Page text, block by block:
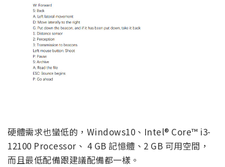
硬體需求也蠻低的，Windows10、Intel® Core™ i3-
12100 Processor、 4 GB 記憶體、2 GB 可用空間，
而且最低配備跟建議配備都一樣。